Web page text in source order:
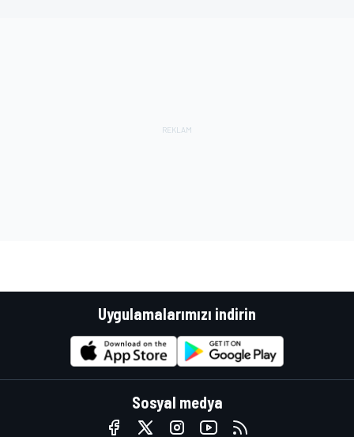
Uygulamalarımızı indirin
Sosyal medya